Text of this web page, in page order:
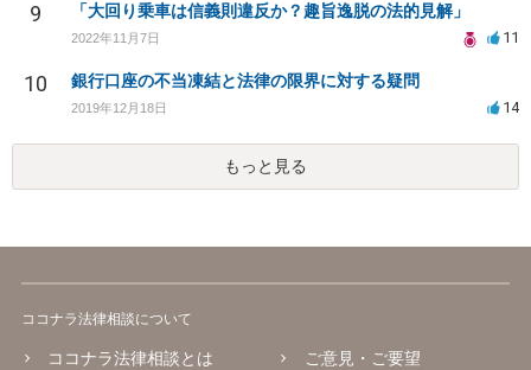
9 「大回り乗車は信義則違反か？趣旨逸脱の法的見解」
2022年11月7日 11
10 銀行口座の不当凍結と法律の限界に対する疑問
2019年12月18日 14
もっと見る
ココナラ法律相談について
ココナラ法律相談とは
ご意見・ご要望